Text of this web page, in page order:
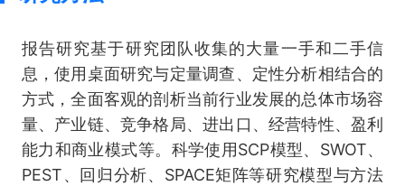
报告研究基于研究团队收集的大量一手和二手信
息，使用桌面研究与定量调查、定性分析相结合的
方式，全面客观的剖析当前行业发展的总体市场容
量、产业链、竞争格局、进出口、经营特性、盈利
能力和商业模式等。科学使用SCP模型、SWOT、
PEST、回归分析、SPACE矩阵等研究模型与方法